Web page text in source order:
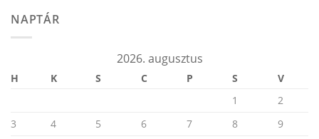
NAPTÁR
2026. augusztus
H K S C P S V
1
2
3
4 5 6 7 8
9